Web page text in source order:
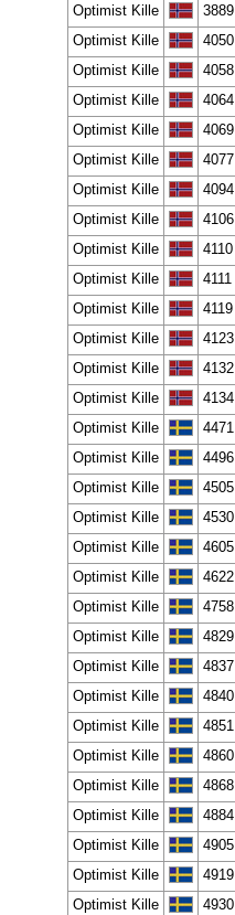
Optimist Kille
3889
Optimist Kille
4050
Optimist Kille
4058
Optimist Kille
4064
Optimist Kille
4069
Optimist Kille
4077
Optimist Kille
4094
Optimist Kille
4106
Optimist Kille
4110
Optimist Kille
4111
Optimist Kille
4119
Optimist Kille
4123
Optimist Kille
4132
Optimist Kille
4134
Optimist Kille
4471
Optimist Kille
4496
Optimist Kille
4505
Optimist Kille
4530
Optimist Kille
4605
Optimist Kille
4622
Optimist Kille
4758
Optimist Kille
4829
Optimist Kille
4837
Optimist Kille
4840
Optimist Kille
4851
Optimist Kille
4860
Optimist Kille
4868
Optimist Kille
4884
Optimist Kille
4905
Optimist Kille
4919
Optimist Kille
4930